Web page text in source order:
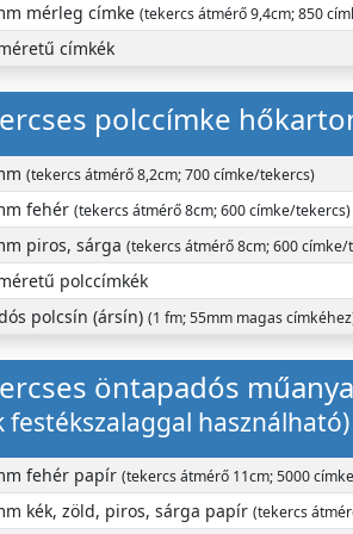
mérleg címke (tekercs átmérő 9,4cm; 850
címkék
polccímke
(tekercs átmérő 8,2cm; 700 címke/tekercs)
fehér (tekercs átmérő 8cm; 600 címke/tekercs)
piros, sárga (tekercs átmérő 8cm; 600 címke/
polccímkék
polcsín (ársín) (1 fm; 55mm magas
öntapadós
festékszalaggal használható)
fehér papír (tekercs átmérő 11cm; 5000
kék, zöld, piros, sárga papír (tekercs